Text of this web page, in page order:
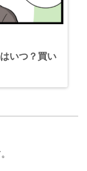
いつ？買い